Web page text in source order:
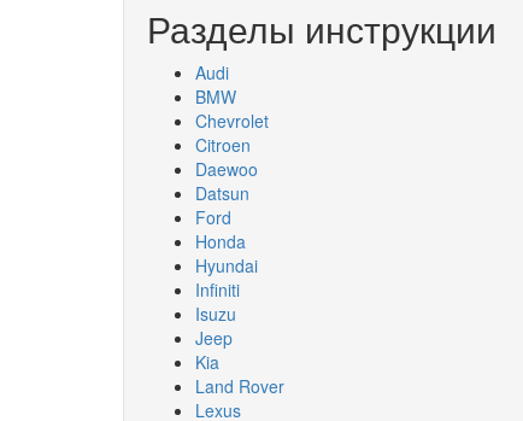
Разделы инструкции
Audi
BMW
Chevrolet
Citroen
Daewoo
Datsun
Ford
Honda
Hyundai
Infiniti
Isuzu
Jeep
Kia
Land Rover
Lexus